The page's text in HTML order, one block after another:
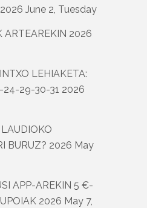
2026 June 2, Tuesday
ARTEAREKIN 2026
LEHIAKETA:
24-29-30-31 2026
BURUZ? 2026 May
APP-AREKIN 5 €-
2026 May 7,